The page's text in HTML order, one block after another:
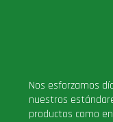
Nos esforzamos
nuestros
productos como